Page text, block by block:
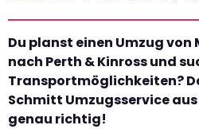
Du planst einen Umzug
nach Perth & Kinross und
Transportmöglichkeiten?
Schmitt Umzugsservice
genau richtig!